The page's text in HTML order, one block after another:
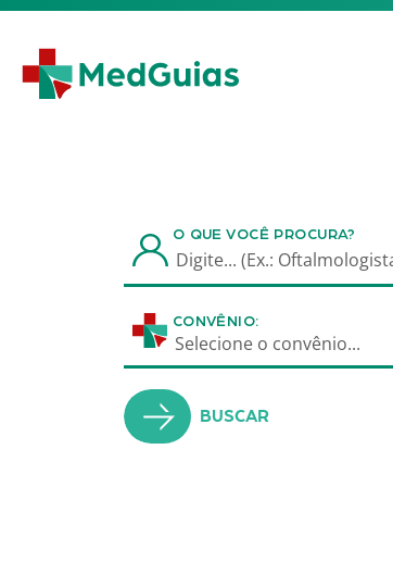
Ir para o conteúdo
O QUE VOCÊ PROCURA?
CONVÊNIO:
Selecione o convênio...
BUSCAR